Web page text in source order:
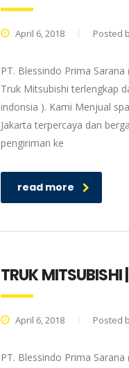
April 6, 2018 Posted
PT. Blessindo Prima
Truk Mitsubishi terlengkap
indonsia ). Kami Menjual
Jakarta terpercaya dan
pengiriman ke
read more
TRUK MITSUBISHI
April 6, 2018 Posted
PT. Blessindo Prima